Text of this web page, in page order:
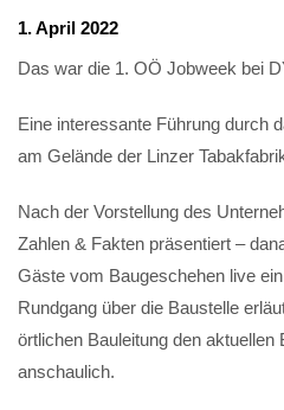
1. April 2022
Das war die 1. OÖ Jobweek bei
Eine interessante Führung durch
am Gelände der Linzer
Nach der Vorstellung des
Zahlen & Fakten präsentiert –
Gäste vom Baugeschehen live
Rundgang über die Baustelle
örtlichen Bauleitung den
anschaulich.